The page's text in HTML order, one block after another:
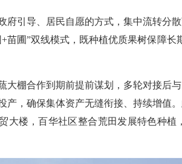
府引导、居民自愿的方式，集中流转分
苗圃”双线模式，既种植优质果树保障
大棚合作到期前提前谋划，多轮对接后
产，确保集体资产无缝衔接、持续增值
大楼，百华社区整合荒田发展特色种